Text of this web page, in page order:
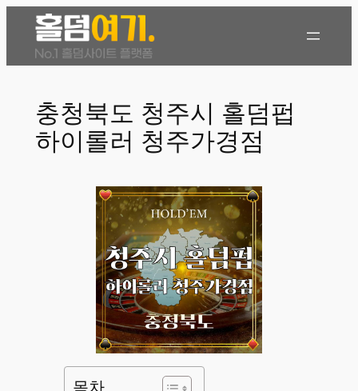
충청북도 청주시 홀덤펍
하이롤러 청주가경점
목차